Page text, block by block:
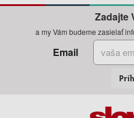
Zadajte
a my Vám budeme zasielať
Email